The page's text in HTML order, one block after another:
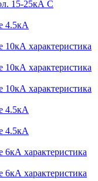
15-25кА С
4.5кА
характеристика
характеристика
характеристика
4.5кА
4.5кА
характеристика
характеристика